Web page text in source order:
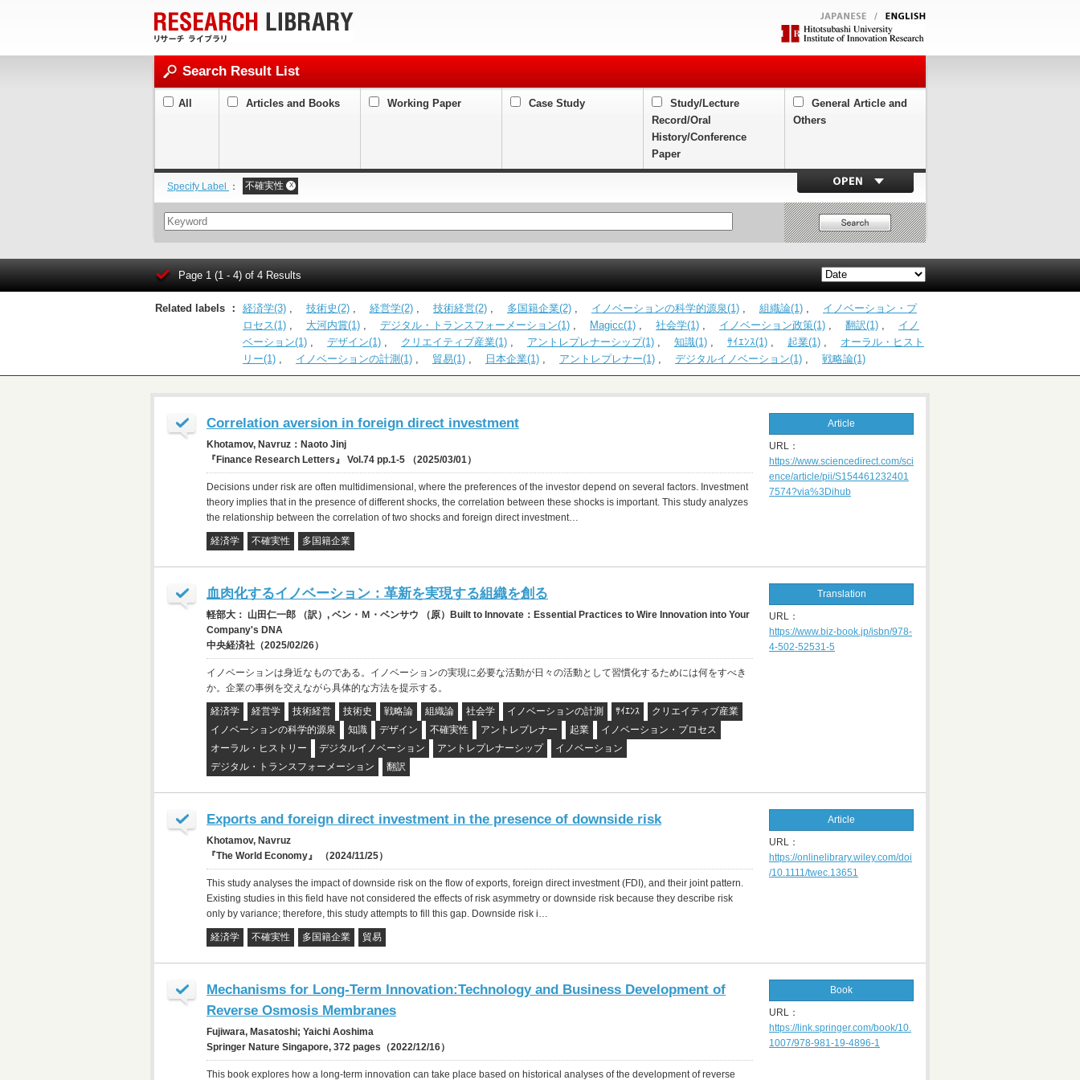
Search Result List
All Articles and Books Working Paper Case Study
Study/Lecture
Record/Oral
History/Conference
Paper
General Article and
Others
Specify Label ： 不確実性 X
Page 1 (1 - 4) of 4 Results
Related labels ： 経済学(3) , 技術史(2) , 経営学(2) , 技術経営(2) , 多国籍企業(2) , イノベーションの科学的源泉(1) , 組織論(1) , イノベーション・プ
ロセス(1) , 大河内賞(1) , デジタル・トランスフォーメーション(1) , Magicc(1) , 社会学(1) , イノベーション政策(1) , 翻訳(1) , イノ
ベーション(1) , デザイン(1) , クリエイティブ産業(1) , アントレプレナーシップ(1) , 知識(1) , ｻｲｴﾝｽ(1) , 起業(1) , オーラル・ヒスト
リー(1) , イノベーションの計測(1) , 貿易(1) , 日本企業(1) , アントレプレナー(1) , デジタルイノベーション(1) , 戦略論(1)
Correlation aversion in foreign direct investment
Khotamov, Navruz：Naoto Jinj
『Finance Research Letters』 Vol.74 pp.1-5 （2025/03/01）
Decisions under risk are often multidimensional, where the preferences of the investor depend on several factors. Investment
theory implies that in the presence of different shocks, the correlation between these shocks is important. This study analyzes
the relationship between the correlation of two shocks and foreign direct investment…
経済学 不確実性 多国籍企業
Article
URL：
https://www.sciencedirect.com/sci
ence/article/pii/S154461232401
7574?via%3Dihub
血肉化するイノベーション：革新を実現する組織を創る
軽部大： 山田仁一郎 （訳）, ベン・Ｍ・ベンサウ （原）Built to Innovate：Essential Practices to Wire Innovation into Your
Company's DNA
中央経済社（2025/02/26）
イノベーションは身近なものである。イノベーションの実現に必要な活動が日々の活動として習慣化するためには何をすべき
か。企業の事例を交えながら具体的な方法を提示する。
経済学 経営学 技術経営 技術史 戦略論 組織論 社会学 イノベーションの計測 ｻｲｴﾝｽ
クリエイティブ産業
イノベーションの科学的源泉
知識 デザイン 不確実性 アントレプレナー 起業
イノベーション・プロセス
オーラル・ヒストリー
デジタルイノベーション アントレプレナーシップ
イノベーション
デジタル・トランスフォーメーション
翻訳
Translation
URL：
https://www.biz-book.jp/isbn/978-
4-502-52531-5
Exports and foreign direct investment in the presence of downside risk
Khotamov, Navruz
『The World Economy』 （2024/11/25）
This study analyses the impact of downside risk on the flow of exports, foreign direct investment (FDI), and their joint pattern.
Existing studies in this field have not considered the effects of risk asymmetry or downside risk because they describe risk
only by variance; therefore, this study attempts to fill this gap. Downside risk i…
経済学 不確実性 多国籍企業 貿易
Article
URL：
https://onlinelibrary.wiley.com/doi
/10.1111/twec.13651
Mechanisms for Long-Term Innovation:Technology and Business Development of
Reverse Osmosis Membranes
Fujiwara, Masatoshi; Yaichi Aoshima
Springer Nature Singapore, 372 pages（2022/12/16）
This book explores how a long-term innovation can take place based on historical analyses of the development of reverse
Book
URL：
https://link.springer.com/book/10.
1007/978-981-19-4896-1